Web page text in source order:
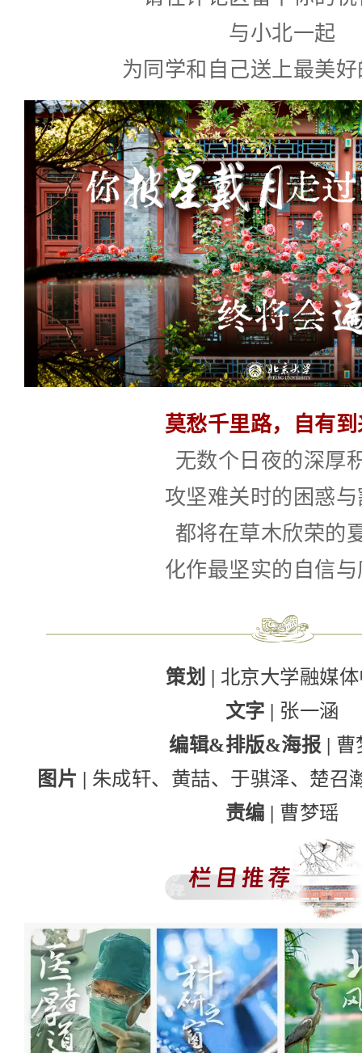
与小北一起
为同学和自己送上最美
莫愁千里路，自有
无数个日夜的深厚
攻坚难关时的困惑
都将在草木欣荣的
化作最坚实的自信
策划 | 北京大学融媒
文字 | 张一涵
编辑&排版&海报 | 曹
图片 | 朱成轩、黄喆、于骐泽、楚召
责编 | 曹梦瑶